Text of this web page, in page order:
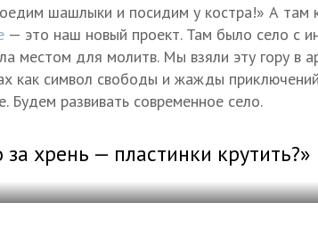
шашлыки и посидим у костра!» А там
— это наш новый проект. Там было село с
местом для молитв. Мы взяли эту гору в
как символ свободы и жажды
Будем развивать современное село.
за хрень — пластинки крутить?»